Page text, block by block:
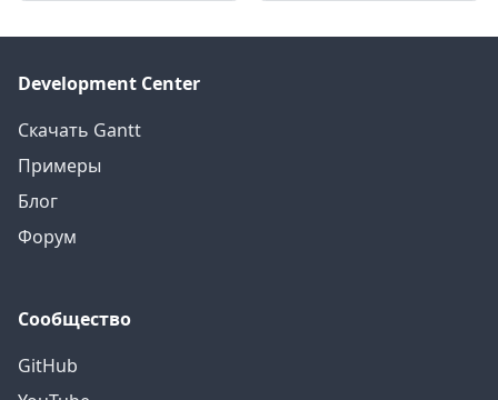
Development Center
Скачать Gantt
Примеры
Блог
Форум
Сообщество
GitHub